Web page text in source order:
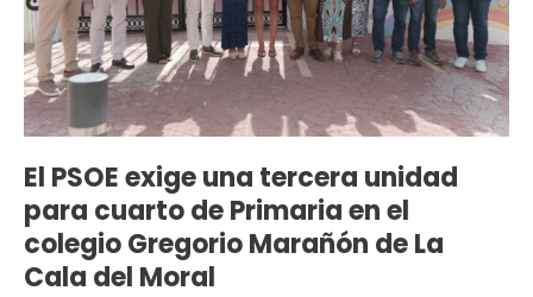
El PSOE exige una tercera unidad
para cuarto de Primaria en el
colegio Gregorio Marañón de La
Cala del Moral
unidad
para
cuarto
de
Primaria
en
el
colegio
Gregorio
Marañón